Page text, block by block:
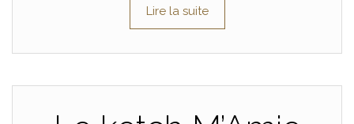
Lire la suite